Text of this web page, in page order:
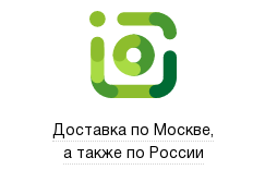
Доставка по Москве,
а также по России